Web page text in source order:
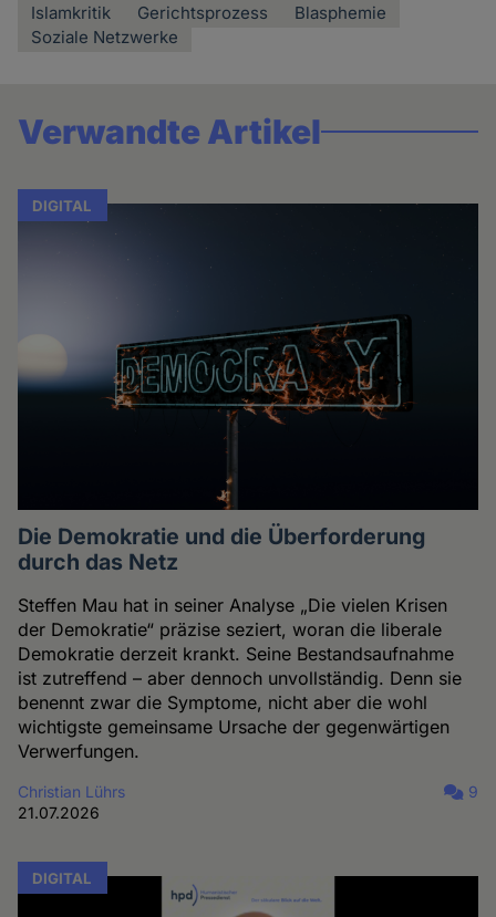
Islamkritik Gerichtsprozess
Blasphemie
Soziale Netzwerke
Verwandte Artikel
DIGITAL
Die Demokratie und die Überforderung
durch das Netz
Steffen Mau hat in seiner Analyse „Die vielen Krisen
der Demokratie“ präzise seziert, woran die liberale
Demokratie derzeit krankt. Seine Bestandsaufnahme
ist zutreffend – aber dennoch unvollständig. Denn sie
benennt zwar die Symptome, nicht aber die wohl
wichtigste gemeinsame Ursache der gegenwärtigen
Verwerfungen.
Christian Lührs
21.07.2026
9
DIGITAL